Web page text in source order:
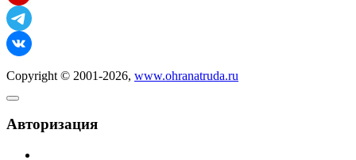
Copyright © 2001-2026, www.ohranatruda.ru
Авторизация